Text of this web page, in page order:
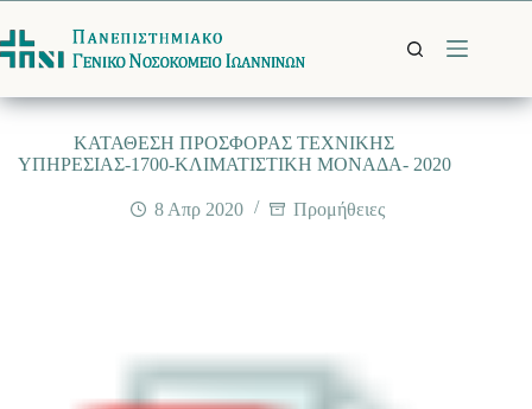
στο
περιεχόμενο
ΚΑΤΑΘΕΣΗ ΠΡΟΣΦΟΡΑΣ TΕΧΝΙΚΗΣ
ΥΠΗΡΕΣΙΑΣ-1700-ΚΛΙΜΑΤΙΣΤΙΚΗ ΜΟΝΑΔΑ- 2020
8 Απρ 2020 Προμήθειες